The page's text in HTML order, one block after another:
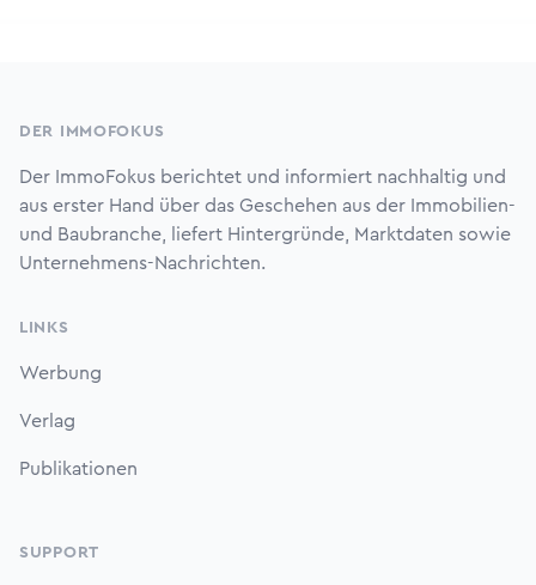
DER IMMOFOKUS
Der ImmoFokus berichtet und informiert nachhaltig und
aus erster Hand über das Geschehen aus der Immobilien-
und Baubranche, liefert Hintergründe, Marktdaten sowie
Unternehmens-Nachrichten.
LINKS
Werbung
Verlag
Publikationen
SUPPORT